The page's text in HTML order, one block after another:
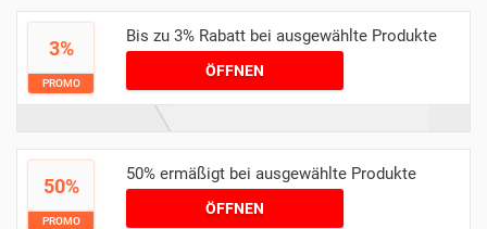
3%
PROMO
Bis zu 3% Rabatt bei ausgewählte Produkte
ÖFFNEN
50%
PROMO
50% ermäßigt bei ausgewählte Produkte
ÖFFNEN